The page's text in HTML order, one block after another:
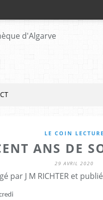
LE COIN LECTURE
ANS DE
29 AVRIL 2020
par J M RICHTER et